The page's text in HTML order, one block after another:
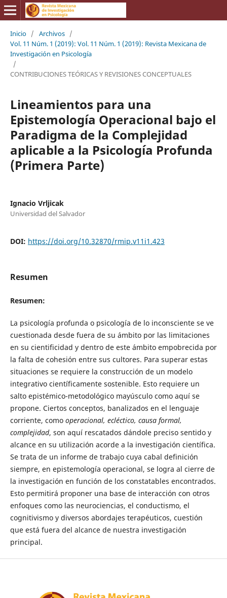
Inicio / Archivos /
Vol. 11 Núm. 1 (2019): Vol. 11 Núm. 1 (2019): Revista Mexicana de
Investigación en Psicología
/
CONTRIBUCIONES TEÓRICAS Y REVISIONES CONCEPTUALES
Lineamientos para una
Epistemología Operacional bajo el
Paradigma de la Complejidad
aplicable a la Psicología Profunda
(Primera Parte)
Ignacio Vrljicak
Universidad del Salvador
DOI: https://doi.org/10.32870/rmip.v11i1.423
Resumen
Resumen:
La psicología profunda o psicología de lo inconsciente se ve
cuestionada desde fuera de su ámbito por las limitaciones
en su cientificidad y dentro de este ámbito empobrecida por
la falta de cohesión entre sus cultores. Para superar estas
situaciones se requiere la construcción de un modelo
integrativo científicamente sostenible. Esto requiere un
salto epistémico-metodológico mayúsculo como aquí se
propone. Ciertos conceptos, banalizados en el lenguaje
corriente, como operacional, ecléctico, causa formal,
complejidad, son aquí rescatados dándole preciso sentido y
alcance en su utilización acorde a la investigación científica.
Se trata de un informe de trabajo cuya cabal definición
siempre, en epistemología operacional, se logra al cierre de
la investigación en función de los constatables encontrados.
Esto permitirá proponer una base de interacción con otros
enfoques como las neurociencias, el conductismo, el
cognitivismo y diversos abordajes terapéuticos, cuestión
que está fuera del alcance de nuestra investigación
principal.